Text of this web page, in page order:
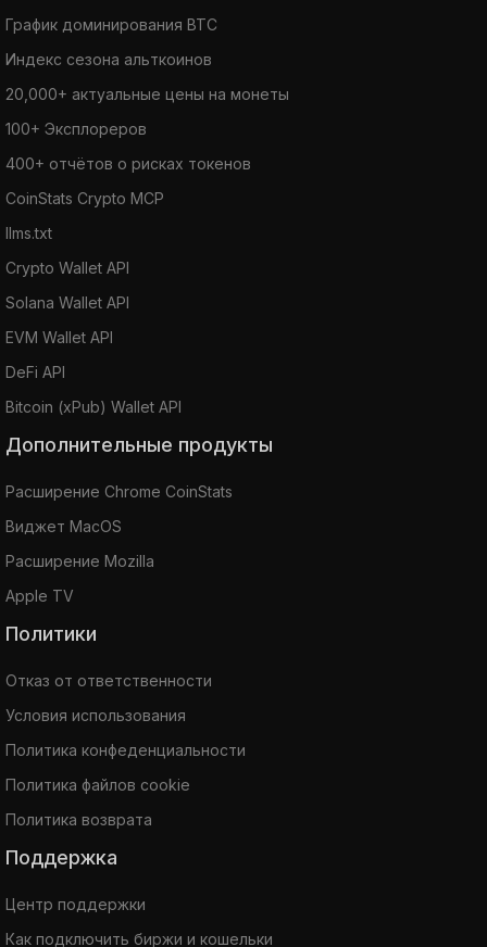
График доминирования BTC
Индекс сезона альткоинов
20,000+ актуальные цены на монеты
100+ Эксплореров
400+ отчётов о рисках токенов
CoinStats Crypto MCP
llms.txt
Crypto Wallet API
Solana Wallet API
EVM Wallet API
DeFi API
Bitcoin (xPub) Wallet API
Дополнительные продукты
Расширение Chrome CoinStats
Виджет MacOS
Расширение Mozilla
Apple TV
Политики
Отказ от ответственности
Условия использования
Политика конфеденциальности
Политика файлов cookie
Политика возврата
Поддержка
Центр поддержки
Как подключить биржи и кошельки